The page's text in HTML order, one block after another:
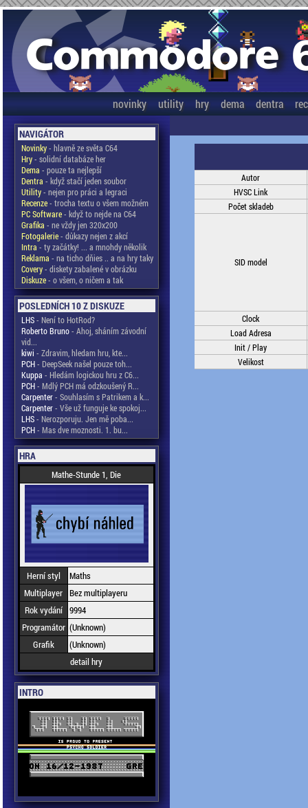
novinky utility hry dema dentra
NAVIGÁTOR
Novinky- hlavně ze světa C64
Hry- solidní databáze her
Dema - pouze ta nejlepší
Dentra - když stačí jeden soubor
Utility- nejen pro práci a legraci
Recenze- trocha textu o všem možném
PC Software- když to nejde na C64
Grafika - ne vždy jen 320x200
Fotogalerie- důkazy nejen z akcí
Intra - ty začátky! ... a mnohdy několik
Reklama - na ticho dňies .. a na hry taky
Covery- diskety zabalené v obrázku
Diskuze- o všem, o ničem a tak
POSLEDNÍCH 10 Z DISKUZE
LHS- Není to HotRod?
Roberto Bruno- Ahoj, sháním závodní
vid...
kiwi - Zdravim, hledam hru, kte...
PCH- DeepSeek našel pouze toh...
Kuppa - Hledám logickou hru z C6...
PCH- Mdlý PCH má odzkoušený R...
Carpenter- Souhlasím s Patrikem a k...
Carpenter- Vše už funguje ke spokoj...
LHS- Nerozporuju. Jen mě poba...
PCH- Mas dve moznosti. 1. bu...
HRA
Mathe-Stunde 1, Die
Herní styl
Maths
Multiplayer Bez multiplayeru
Rok vydání 9994
Programátor (Unknown)
Grafik
(Unknown)
detail hry
INTRO
Autor
HVSC Link
Počet skladeb
SID model
Clock
Load Adresa
Init / Play
Velikost